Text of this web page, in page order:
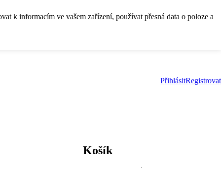
k informacím ve vašem zařízení, používat přesná data o poloze a
PřihlásitRegistrovat
Košík